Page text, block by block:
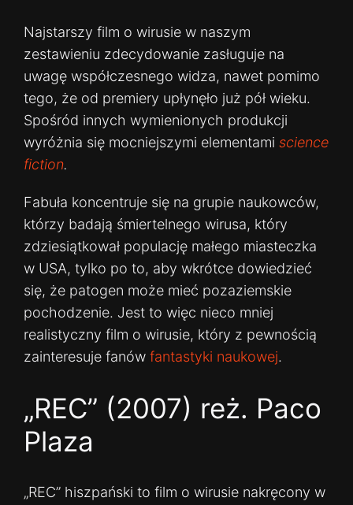
Najstarszy film o wirusie w naszym
zestawieniu zdecydowanie zasługuje na
uwagę współczesnego widza, nawet pomimo
tego, że od premiery upłynęło już pół wieku.
Spośród innych wymienionych produkcji
wyróżnia się mocniejszymi elementami science
fiction.
Fabuła koncentruje się na grupie naukowców,
którzy badają śmiertelnego wirusa, który
zdziesiątkował populację małego miasteczka
w USA, tylko po to, aby wkrótce dowiedzieć
się, że patogen może mieć pozaziemskie
pochodzenie. Jest to więc nieco mniej
realistyczny film o wirusie, który z pewnością
zainteresuje fanów fantastyki naukowej.
„REC” (2007) reż. Paco
Plaza
„REC” hiszpański to film o wirusie nakręcony w